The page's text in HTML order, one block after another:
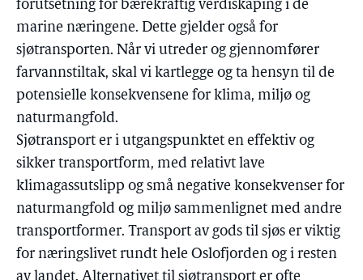
forutsetning for bærekraftig verdiskaping i de
marine næringene. Dette gjelder også for
sjøtransporten. Når vi utreder og gjennomfører
farvannstiltak, skal vi kartlegge og ta hensyn til de
potensielle konsekvensene for klima, miljø og
naturmangfold.
Sjøtransport er i utgangspunktet en effektiv og
sikker transportform, med relativt lave
klimagassutslipp og små negative konsekvenser for
naturmangfold og miljø sammenlignet med andre
transportformer. Transport av gods til sjøs er viktig
for næringslivet rundt hele Oslofjorden og i resten